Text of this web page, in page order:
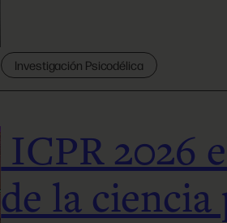
Investigación Psicodélica
ICPR 2026
de la